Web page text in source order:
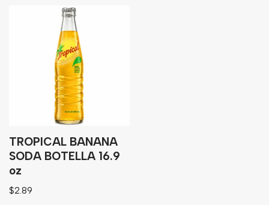
Básicos de Cocina
Edulcorante
Enlatados
Sopas
Atoles
TROPICAL BANANA
SODA BOTELLA 16.9
oz
$2.89